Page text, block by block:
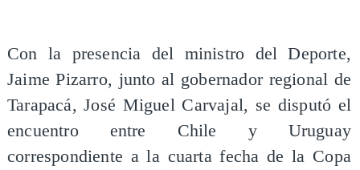
​Con la presencia del ministro del Deporte,
Jaime Pizarro, junto al gobernador regional de
Tarapacá, José Miguel Carvajal, se disputó el
encuentro entre Chile y Uruguay
correspondiente a la cuarta fecha de la Copa